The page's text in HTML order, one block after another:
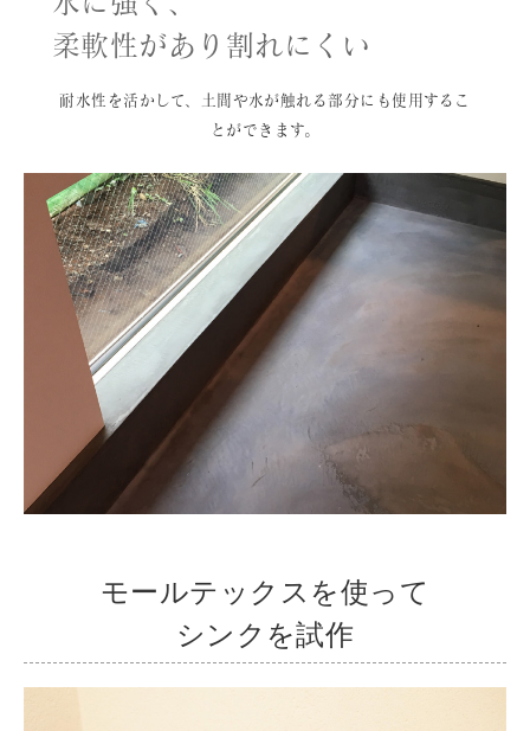
柔軟性があり割れにくい
耐水性を活かして、土間や水が触れる部分にも使用するこ
とができます。
モールテックスを使って
シンクを試作